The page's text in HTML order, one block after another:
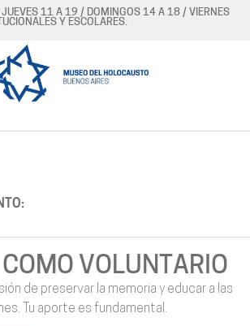
JUEVES 11 A 19 / DOMINGOS 14 A 18 / VIERNES
Y ESCOLARES.
VOLUNTARIO
de preservar la memoria y educar a las
Tu aporte es fundamental.